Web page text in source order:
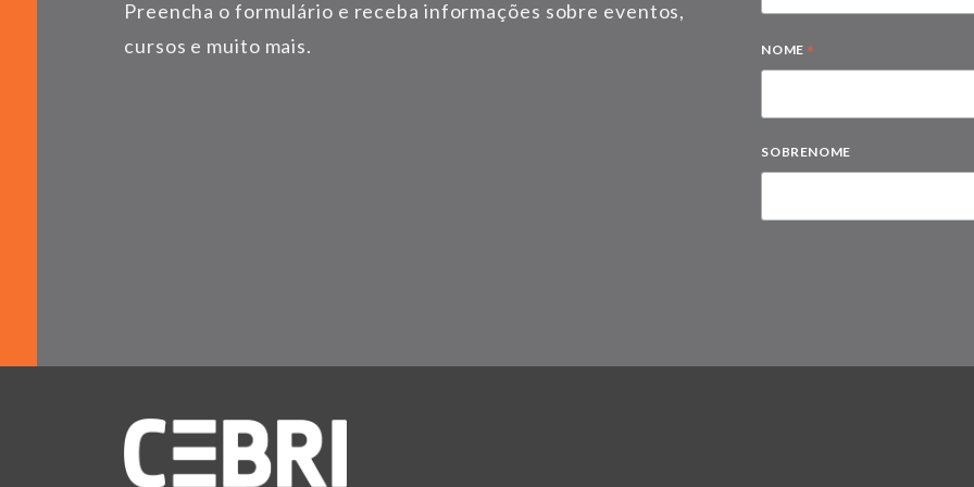
Preencha o formulário e receba informações sobre eventos,
cursos e muito mais.
NOME *
SOBRENOME